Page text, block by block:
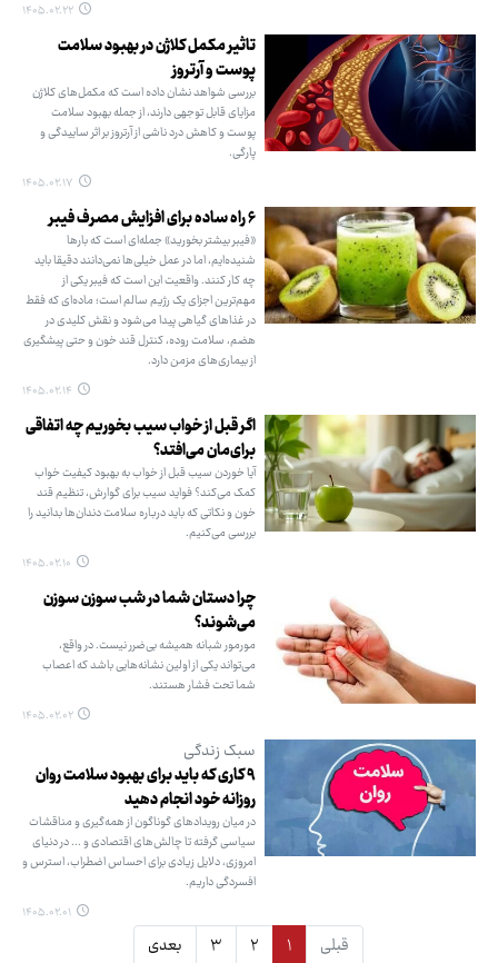
۱۴۰۵.۰۲.۲۲
تاثیر مکمل کلاژن در بهبود سلامت
پوست و آرتروز
بررسی شواهد نشان داده است که مکمل‌های کلاژن
مزایای قابل توجهی دارند، از جمله بهبود سلامت
پوست و کاهش درد ناشی از آرتروز بر اثر ساییدگی و
پارگی.
۱۴۰۵.۰۲.۱۷
۶ راه ساده برای افزایش مصرف فیبر
«فیبر بیشتر بخورید» جمله‌ای است که بارها
شنیده‌ایم، اما در عمل خیلی‌ها نمی‌دانند دقیقا باید
چه کار کنند. واقعیت این است که فیبر یکی از
مهم‌ترین اجزای یک رژیم سالم است؛ ماده‌ای که فقط
در غذاهای گیاهی پیدا می‌شود و نقش کلیدی در
هضم، سلامت روده، کنترل قند خون و حتی پیشگیری
از بیماری‌های مزمن دارد.
۱۴۰۵.۰۲.۱۴
اگر قبل از خواب سیب بخوریم چه اتفاقی
برای‌مان می‌افتد؟
آیا خوردن سیب قبل از خواب به بهبود کیفیت خواب
کمک می‌کند؟ فواید سیب برای گوارش، تنظیم قند
خون و نکاتی که باید درباره سلامت دندان‌ها بدانید را
بررسی می‌کنیم.
۱۴۰۵.۰۲.۱۰
چرا دستان شما در شب سوزن سوزن
می‌شوند؟
مورمور شبانه همیشه بی‌ضرر نیست. در واقع،
می‌تواند یکی از اولین نشانه‌هایی باشد که اعصاب
شما تحت فشار هستند.
۱۴۰۵.۰۲.۰۲
سبک زندگی
۹ کاری که باید برای بهبود سلامت روان
روزانه خود انجام دهید
در میان رویدادهای گوناگون از همه‌گیری و مناقشات
سیاسی گرفته تا چالش‌های اقتصادی و ... در دنیای
امروزی، دلایل زیادی برای احساس اضطراب، استرس و
افسردگی داریم.
۱۴۰۵.۰۲.۰۱
قبلی ۱ ۲ ۳ بعدی